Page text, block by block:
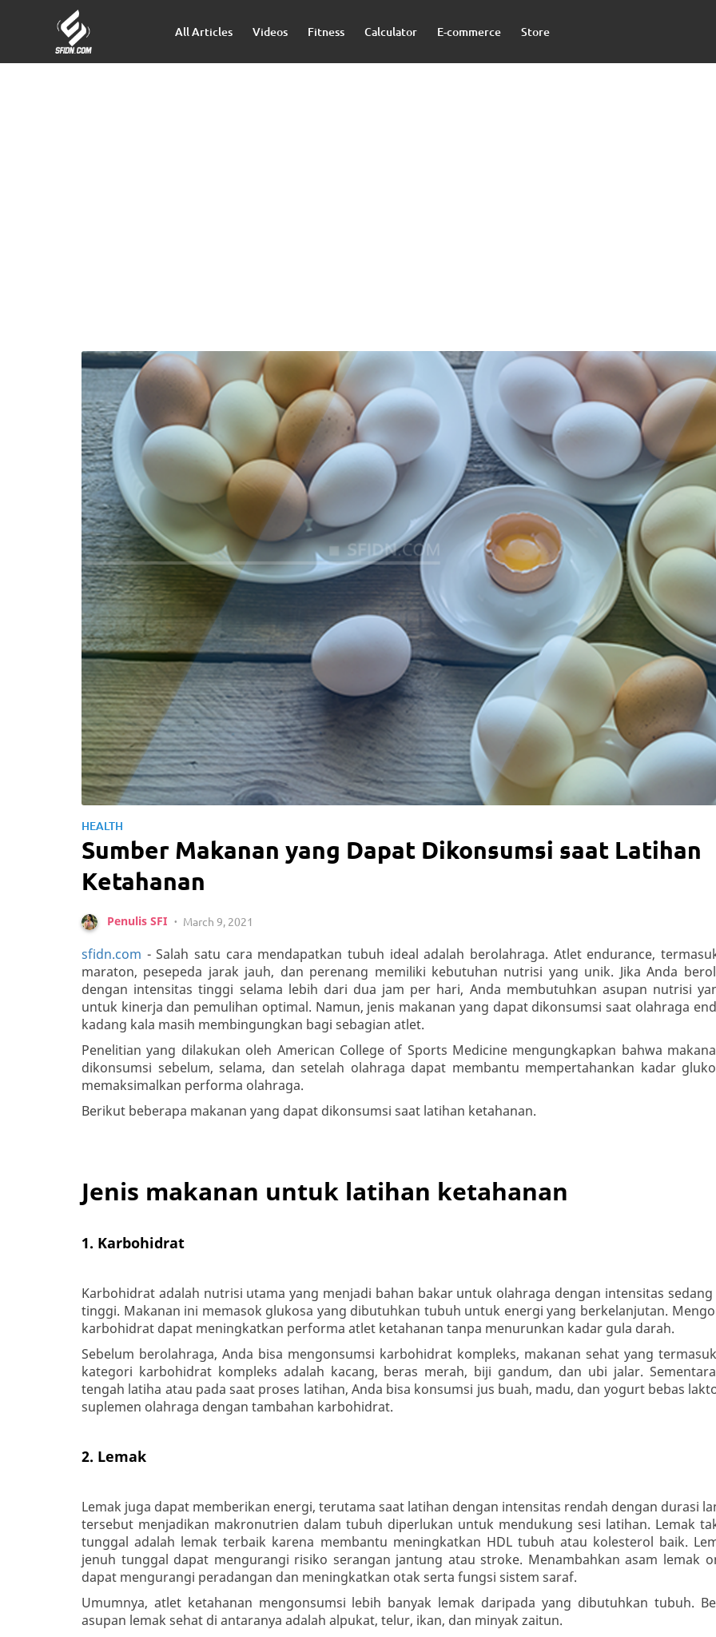
All Articles Videos Fitness Calculator E-commerce Store
HEALTH
Sumber Makanan yang Dapat Dikonsumsi saat Latihan
Ketahanan
Penulis SFI • March 9, 2021
sfidn.com - Salah satu cara mendapatkan tubuh ideal adalah berolahraga. Atlet endurance,
maraton, pesepeda jarak jauh, dan perenang memiliki kebutuhan nutrisi yang unik. Jika Anda
dengan intensitas tinggi selama lebih dari dua jam per hari, Anda membutuhkan asupan nutrisi
untuk kinerja dan pemulihan optimal. Namun, jenis makanan yang dapat dikonsumsi saat olahraga
kadang kala masih membingungkan bagi sebagian atlet.
Penelitian yang dilakukan oleh American College of Sports Medicine mengungkapkan bahwa
dikonsumsi sebelum, selama, dan setelah olahraga dapat membantu mempertahankan kadar
memaksimalkan performa olahraga.
Berikut beberapa makanan yang dapat dikonsumsi saat latihan ketahanan.
Jenis makanan untuk latihan ketahanan
1. Karbohidrat
Karbohidrat adalah nutrisi utama yang menjadi bahan bakar untuk olahraga dengan intensitas
tinggi. Makanan ini memasok glukosa yang dibutuhkan tubuh untuk energi yang berkelanjutan.
karbohidrat dapat meningkatkan performa atlet ketahanan tanpa menurunkan kadar gula darah.
Sebelum berolahraga, Anda bisa mengonsumsi karbohidrat kompleks, makanan sehat yang
kategori karbohidrat kompleks adalah kacang, beras merah, biji gandum, dan ubi jalar.
tengah latiha atau pada saat proses latihan, Anda bisa konsumsi jus buah, madu, dan yogurt bebas
suplemen olahraga dengan tambahan karbohidrat.
2. Lemak
Lemak juga dapat memberikan energi, terutama saat latihan dengan intensitas rendah dengan durasi
tersebut menjadikan makronutrien dalam tubuh diperlukan untuk mendukung sesi latihan. Lemak
tunggal adalah lemak terbaik karena membantu meningkatkan HDL tubuh atau kolesterol baik.
jenuh tunggal dapat mengurangi risiko serangan jantung atau stroke. Menambahkan asam lemak
dapat mengurangi peradangan dan meningkatkan otak serta fungsi sistem saraf.
Umumnya, atlet ketahanan mengonsumsi lebih banyak lemak daripada yang dibutuhkan tubuh.
asupan lemak sehat di antaranya adalah alpukat, telur, ikan, dan minyak zaitun.